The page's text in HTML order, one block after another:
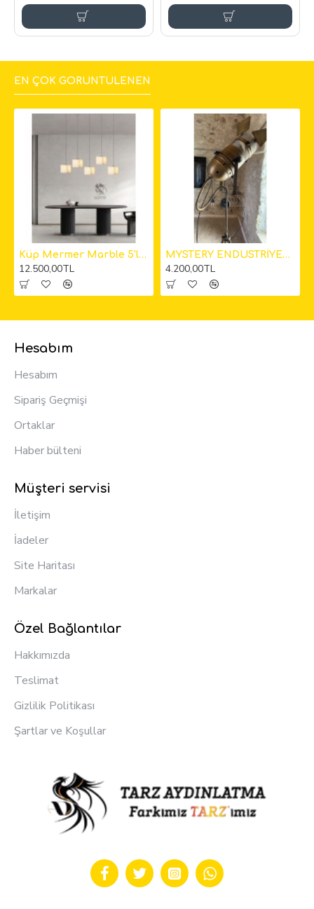
EN ÇOK GÖRÜNTÜLENEN
Küp Mermer Marble 5'li Sarkıt Avize 12cm
12.500,00TL
MYSTERY ENDÜSTRİYEL KAMERA LAMBADER
4.200,00TL
Hesabım
Hesabım
Sipariş Geçmişi
Ortaklar
Haber bülteni
Müşteri servisi
İletişim
İadeler
Site Haritası
Markalar
Özel Bağlantılar
Hakkımızda
Teslimat
Gizlilik Politikası
Şartlar ve Koşullar